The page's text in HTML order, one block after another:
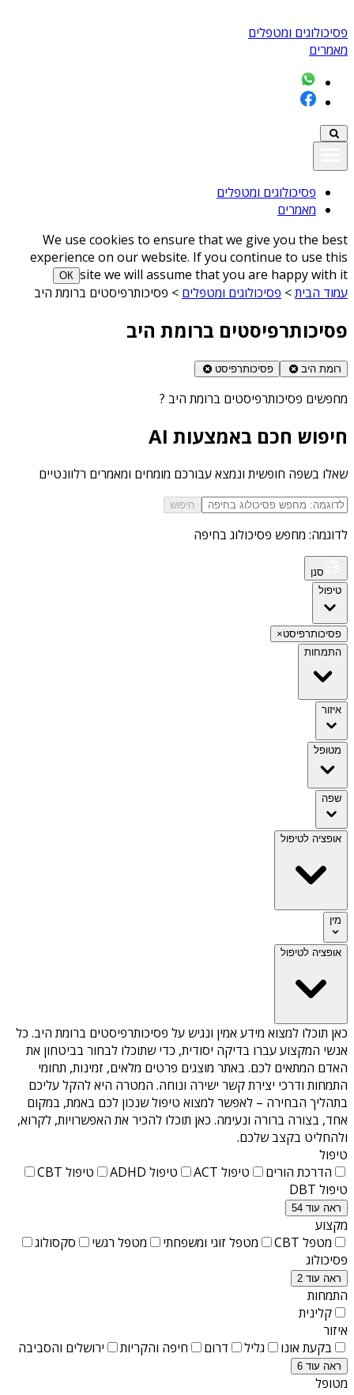
פסיכולוגים ומטפלים
מאמרים
פסיכולוגים ומטפלים
מאמרים
We use cookies to ensure that we give you the best
experience on our website. If you continue to use this
site we will assume that you are happy with it
ОК
עמוד הבית> פסיכולוגים ומטפלים > פסיכותרפיסטים ברומת היב
פסיכותרפיסטים ברומת היב
רומת היב פסיכותרפיסט
מחפשים פסיכותרפיסטים ברומת היב ?
חיפוש חכם באמצעות AI
שאלו בשפה חופשית ונמצא עבורכם מומחים ומאמרים רלוונטיים
חיפוש
לדוגמה: מחפש פסיכולוג בחיפה
סנן
טיפול
פסיכותרפיסט×
התמחות
איזור
מטופל
שפה
אופציה לטיפול
מין
אופציה לטיפול
כאן תוכלו למצוא מידע אמין ונגיש על פסיכותרפיסטים ברומת היב. כל
אנשי המקצוע עברו בדיקה יסודית, כדי שתוכלו לבחור בביטחון את
האדם המתאים לכם. באתר מוצגים פרטים מלאים, זמינות, תחומי
התמחות ודרכי יצירת קשר ישירה ונוחה. המטרה היא להקל עליכם
בתהליך הבחירה – לאפשר למצוא טיפול שנכון לכם באמת, במקום
אחד, בצורה ברורה ונעימה. כאן תוכלו להכיר את האפשרויות, לקרוא,
ולהחליט בקצב שלכם.
טיפול
הדרכת הורים
טיפול ACT טיפול ADHD
טיפול CBT
טיפול DBT
ראה עוד 54
מקצוע
מטפל CBT
מטפל זוגי ומשפחתי מטפל רגשי
סקסולוג
פסיכולוג
ראה עוד 2
התמחות
קלינית
איזור
בקעת אונו
גליל דרום חיפה והקריות ירושלים והסביבה
ראה עוד 6
מטופל